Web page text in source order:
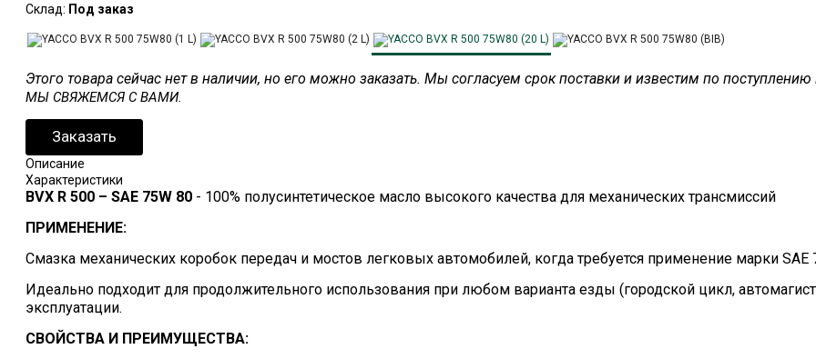
Склад: Под заказ
Этого товара сейчас нет в наличии, но его можно заказать. Мы согласуем срок поставки и известим по
МЫ СВЯЖЕМСЯ С ВАМИ.
Заказать
Описание
Характеристики
BVX R 500 – SAE 75W 80 - 100% полусинтетическое масло высокого качества для механических трансмиссий
ПРИМЕНЕНИЕ:
Смазка механических коробок передач и мостов легковых автомобилей, когда требуется применение марки SAE
Идеально подходит для продолжительного использования при любом варианта езды (городской цикл,
эксплуатации.
СВОЙСТВА И ПРЕИМУЩЕСТВА: